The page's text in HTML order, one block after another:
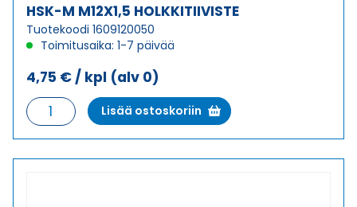
HSK-M M12X1,5 HOLKKITIIVISTE
Tuotekoodi 1609120050
Toimitusaika: 1-7 päivää
4,75 € / kpl (alv 0)
HSK-
M
M12X1,5
Lisää ostoskoriin